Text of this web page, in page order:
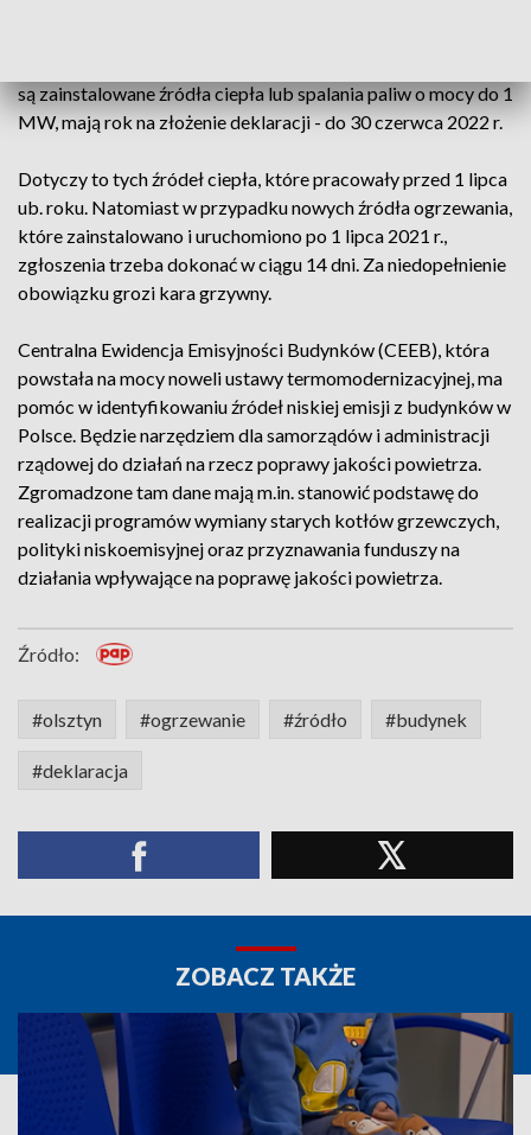
są zainstalowane źródła ciepła lub spalania paliw o mocy do 1
MW, mają rok na złożenie deklaracji - do 30 czerwca 2022 r.
Dotyczy to tych źródeł ciepła, które pracowały przed 1 lipca
ub. roku. Natomiast w przypadku nowych źródła ogrzewania,
które zainstalowano i uruchomiono po 1 lipca 2021 r.,
zgłoszenia trzeba dokonać w ciągu 14 dni. Za niedopełnienie
obowiązku grozi kara grzywny.
Centralna Ewidencja Emisyjności Budynków (CEEB), która
powstała na mocy noweli ustawy termomodernizacyjnej, ma
pomóc w identyfikowaniu źródeł niskiej emisji z budynków w
Polsce. Będzie narzędziem dla samorządów i administracji
rządowej do działań na rzecz poprawy jakości powietrza.
Zgromadzone tam dane mają m.in. stanowić podstawę do
realizacji programów wymiany starych kotłów grzewczych,
polityki niskoemisyjnej oraz przyznawania funduszy na
działania wpływające na poprawę jakości powietrza.
Źródło:
#olsztyn #ogrzewanie #źródło #budynek
#deklaracja
ZOBACZ TAKŻE